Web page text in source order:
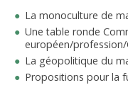
La monoculture de
Une table ronde
européen/profession/
La géopolitique du
Propositions pour la